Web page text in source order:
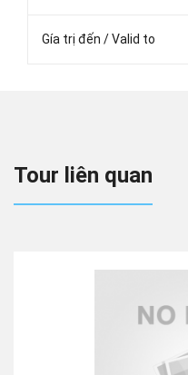
Gía trị đến / Valid to
Tour liên quan